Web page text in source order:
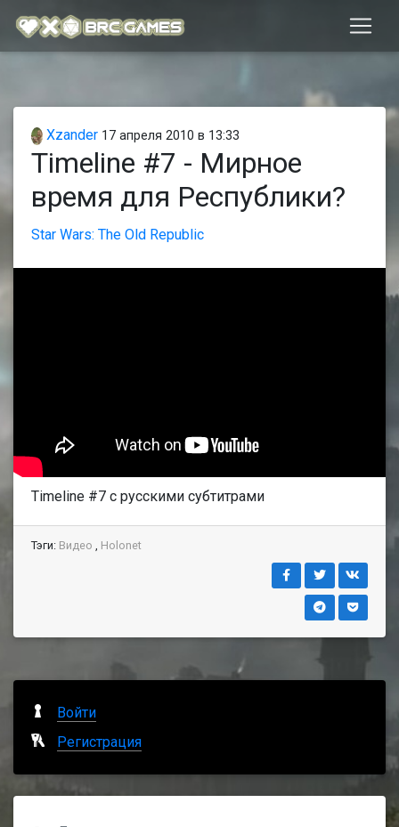
Xzander 17 апреля 2010 в 13:33
Timeline #7 - Мирное
время для Республики?
Star Wars: The Old Republic
Timeline #7 с русскими субтитрами
Тэги: Видео , Holonet
Войти
Регистрация